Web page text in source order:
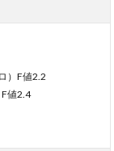
）F値2.2
値2.4